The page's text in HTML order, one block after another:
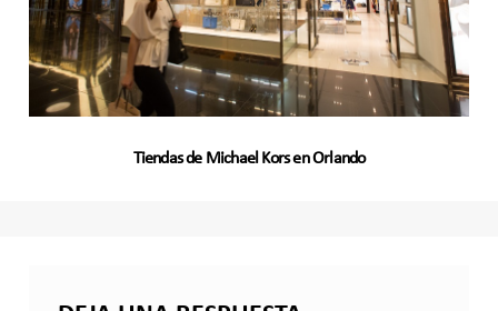
Tiendas de Michael Kors en Orlando